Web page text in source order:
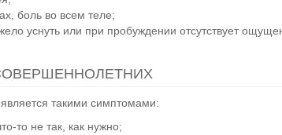
боль во всем теле;
уснуть или при пробуждении отсутствует
такими симптомами:
то не так, как нужно;